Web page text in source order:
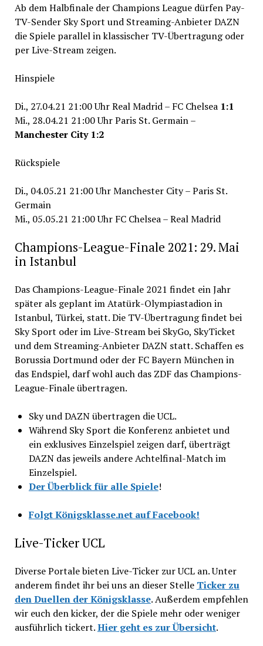
Ab dem Halbfinale der Champions League dürfen Pay-
TV-Sender Sky Sport und Streaming-Anbieter DAZN
die Spiele parallel in klassischer TV-Übertragung oder
per Live-Stream zeigen.
Hinspiele
Di., 27.04.21 21:00 Uhr Real Madrid – FC Chelsea 1:1
Mi., 28.04.21 21:00 Uhr Paris St. Germain –
Manchester City 1:2
Rückspiele
Di., 04.05.21 21:00 Uhr Manchester City – Paris St.
Germain
Mi., 05.05.21 21:00 Uhr FC Chelsea – Real Madrid
Champions-League-Finale 2021: 29. Mai
in Istanbul
Das Champions-League-Finale 2021 findet ein Jahr
später als geplant im Atatürk-Olympiastadion in
Istanbul, Türkei, statt. Die TV-Übertragung findet bei
Sky Sport oder im Live-Stream bei SkyGo, SkyTicket
und dem Streaming-Anbieter DAZN statt. Schaffen es
Borussia Dortmund oder der FC Bayern München in
das Endspiel, darf wohl auch das ZDF das Champions-
League-Finale übertragen.
Sky und DAZN übertragen die UCL.
Während Sky Sport die Konferenz anbietet und
ein exklusives Einzelspiel zeigen darf, überträgt
DAZN das jeweils andere Achtelfinal-Match im
Einzelspiel.
Der Überblick für alle Spiele!
Folgt Königsklasse.net auf Facebook!
Live-Ticker UCL
Diverse Portale bieten Live-Ticker zur UCL an. Unter
anderem findet ihr bei uns an dieser Stelle Ticker zu
den Duellen der Königsklasse. Außerdem empfehlen
wir euch den kicker, der die Spiele mehr oder weniger
ausführlich tickert.Hier geht es zur Übersicht.